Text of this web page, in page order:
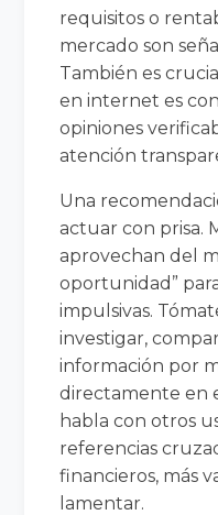
requisitos o
mercado son
También es
en internet es
opiniones
atención
Una
actuar con prisa.
aprovechan del
oportunidad”
impulsivas.
investigar,
información por
directamente en
habla con otros
referencias
financieros, más
lamentar.